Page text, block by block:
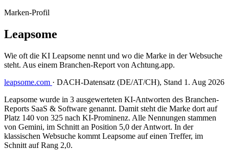
Marken-Profil
Leapsome
Wie oft die KI Leapsome nennt und wo die Marke in der Websuche
steht. Aus einem Branchen-Report von Achtung.app.
leapsome.com · DACH-Datensatz (DE/AT/CH), Stand 1. Aug 2026
Leapsome wurde in 3 ausgewerteten KI-Antworten des Branchen-
Reports SaaS & Software genannt. Damit steht die Marke dort auf
Platz 140 von 325 nach KI-Prominenz. Alle Nennungen stammen
von Gemini, im Schnitt an Position 5,0 der Antwort. In der
klassischen Websuche kommt Leapsome auf einen Treffer, im
Schnitt auf Rang 2,0.